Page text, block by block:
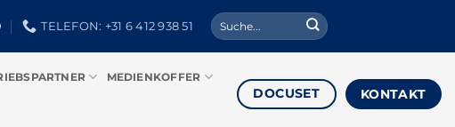
TELEFON: +31 6 412 938 51
Suche
nach:
MEDIENKOFFER
DOCUSET KONTAKT